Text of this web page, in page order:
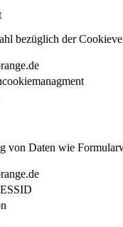
bezüglich der
von Daten wie